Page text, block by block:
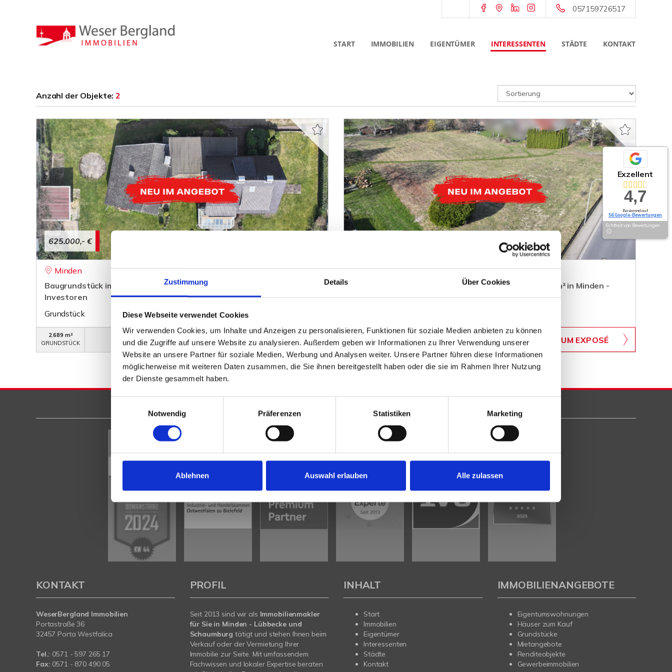
Zustimmung Details Über Cookies
Diese Webseite verwendet Cookies
Wir verwenden Cookies, um Inhalte und Anzeigen zu personalisieren, Funktionen für soziale Medien anbieten zu können
und die Zugriffe auf unsere Website zu analysieren. Außerdem geben wir Informationen zu Ihrer Verwendung unserer
Website an unsere Partner für soziale Medien, Werbung und Analysen weiter. Unsere Partner führen diese Informationen
möglicherweise mit weiteren Daten zusammen, die Sie ihnen bereitgestellt haben oder die sie im Rahmen Ihrer Nutzung
der Dienste gesammelt haben.
Notwendig
Präferenzen Statistiken Marketing
Ablehnen Auswahl erlauben Alle zulassen
057159726517
START IMMOBILIEN EIGENTÜMER INTERESSENTEN STÄDTE KONTAKT
Anzahl der Objekte:2
625.000,- €
Minden
Baugrundstück im II. Innenstadtring - ideal für Bauträger und
Investoren
Grundstück
2.689 m²
GRUNDSTÜCK
WB-701
OBJEKTNUMMER
ZUM EXPOSÉ
Minden
Seltene Gelegenheit: Baugrundstück mit über 3.000 m² in Minden -
Haddenhausen
3.000 m²
GRUNDSTÜCK
WB-700
OBJEKTNUMMER
ZUM EXPOSÉ
Exzellent
4,7
Basierend auf
56 Google-Bewertungen
Echtheit von Bewertungen
PARTNER & AUSZEICHNUNGEN
KONTAKT
WeserBergland Immobilien
Portastraße 36
32457 Porta Westfalica
Tel.: 0571 - 597 265 17
Fax: 0571 - 870 490 05
PROFIL
Seit 2013 sind wir als Immobilienmakler
für Sie in Minden - Lübbecke und
Schaumburgtätigt und stehen Ihnen beim
Verkauf oder der Vermietung Ihrer
Immobilie zur Seite. Mit umfassendem
Fachwissen und lokaler Expertise beraten
INHALT
Start
Immobilien
Eigentümer
Interessenten
Städte
Kontakt
IMMOBILIENANGEBOTE
Eigentumswohnungen
Häuser zum Kauf
Grundstücke
Mietangebote
Renditeobjekte
Gewerbeimmobilien